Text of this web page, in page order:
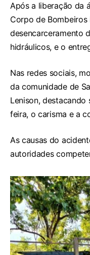
Após a liberação da
Corpo de
desencarceramento
hidráulicos, e o
Nas redes sociais,
da comunidade de
Lenison,
feira, o carisma e a
As causas do
autoridades